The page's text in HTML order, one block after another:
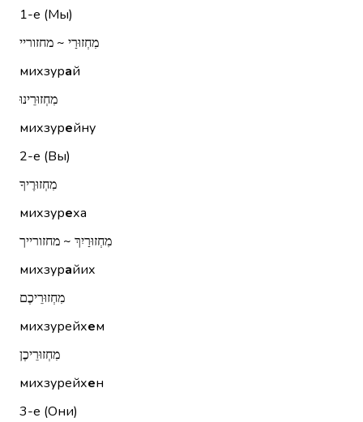
1-е (Мы)
מִחְזוּרַי ~ מחזוריי
михзурай
מִחְזוּרֵינוּ
михзурейну
2-е (Вы)
מִחְזוּרֶיךָ
михзуреха
מִחְזוּרַיִךְ ~ מחזורייך
михзурайих
מִחְזוּרֵיכֶם
михзурейхем
מִחְזוּרֵיכֶן
михзурейхен
3-е (Они)